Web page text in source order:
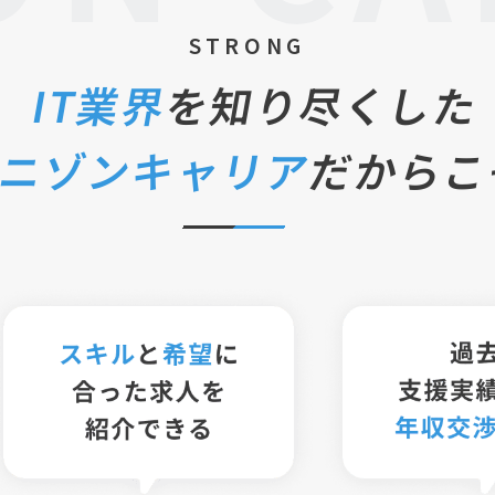
STRONG
IT業界を知り尽くした
ゾンキャリアだから